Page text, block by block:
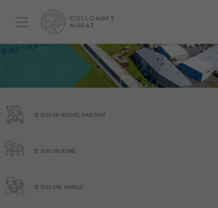
JE SUIS UN NOUVEL HABITANT
JE SUIS UN JEUNE
JE SUIS UNE FAMILLE